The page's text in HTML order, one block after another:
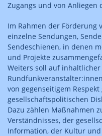
Zugangs und von Anliegen
Im Rahmen der Förderung
einzelne Sendungen,
Sendeschienen, in denen
und Projekte
Weiters soll auf
von gegenseitigem
gesellschaftspolitischen
Dazu zählen Maßnahmen
Verständnisses, der
Information, der Kultur